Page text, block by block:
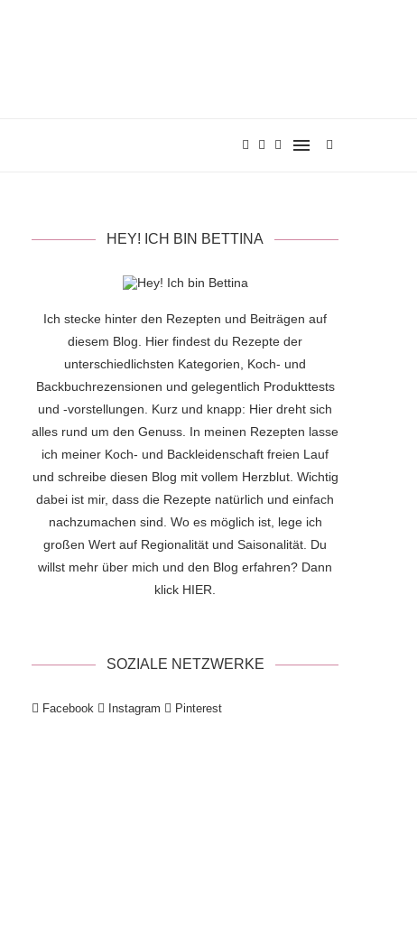
HEY! ICH BIN BETTINA
Ich stecke hinter den Rezepten und Beiträgen auf
diesem Blog. Hier findest du Rezepte der
unterschiedlichsten Kategorien, Koch- und
Backbuchrezensionen und gelegentlich Produkttests
und -vorstellungen. Kurz und knapp: Hier dreht sich
alles rund um den Genuss. In meinen Rezepten lasse
ich meiner Koch- und Backleidenschaft freien Lauf
und schreibe diesen Blog mit vollem Herzblut. Wichtig
dabei ist mir, dass die Rezepte natürlich und einfach
nachzumachen sind. Wo es möglich ist, lege ich
großen Wert auf Regionalität und Saisonalität. Du
willst mehr über mich und den Blog erfahren? Dann
klick HIER
SOZIALE NETZWERKE
Facebook Instagram Pinterest